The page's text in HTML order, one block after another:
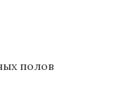
полов